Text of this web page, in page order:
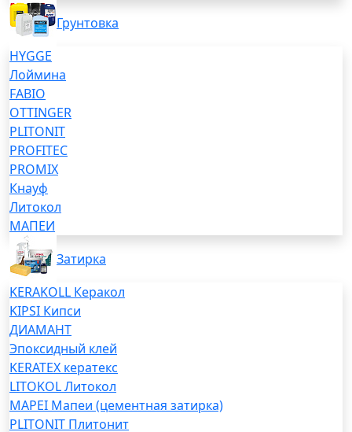
Грунтовка
HYGGE
Лоймина
FABIO
OTTINGER
PLITONIT
PROFITEC
PROMIX
Кнауф
Литокол
МАПЕИ
Затирка
KERAKOLL Керакол
KIPSI Кипси
ДИАМАНТ
Эпоксидный клей
KERATEX кератекс
LITOKOL Литокол
MAPEI Мапеи (цементная затирка)
PLITONIT Плитонит